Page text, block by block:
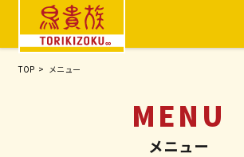
お店を探す
TOP メニュー
メニュー